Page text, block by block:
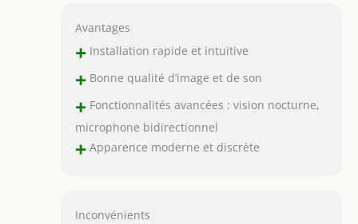
Avantages
+Installation rapide et intuitive
+Bonne qualité d’image et de son
+Fonctionnalités avancées : vision nocturne,
microphone bidirectionnel
+Apparence moderne et discrète
Inconvénients